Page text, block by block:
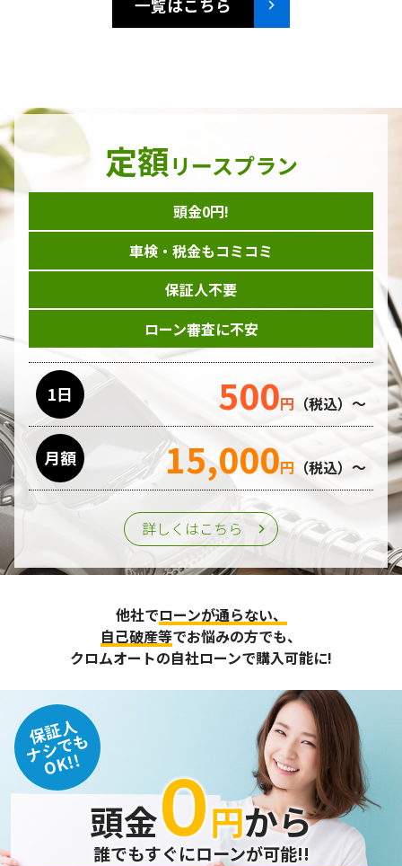
一覧はこちら
定額リースプラン
頭金0円!
車検・税金もコミコミ
保証人不要
ローン審査に不安
1日 500円 （税込）～
月額 15,000円 （税込）～
詳しくはこちら
他社でローンが通らない、
自己破産等でお悩みの方でも、
クロムオートの自社ローンで購入可能に!
保証人
ナシでも
OK!!
頭金０円から
誰でもすぐにローンが可能!!